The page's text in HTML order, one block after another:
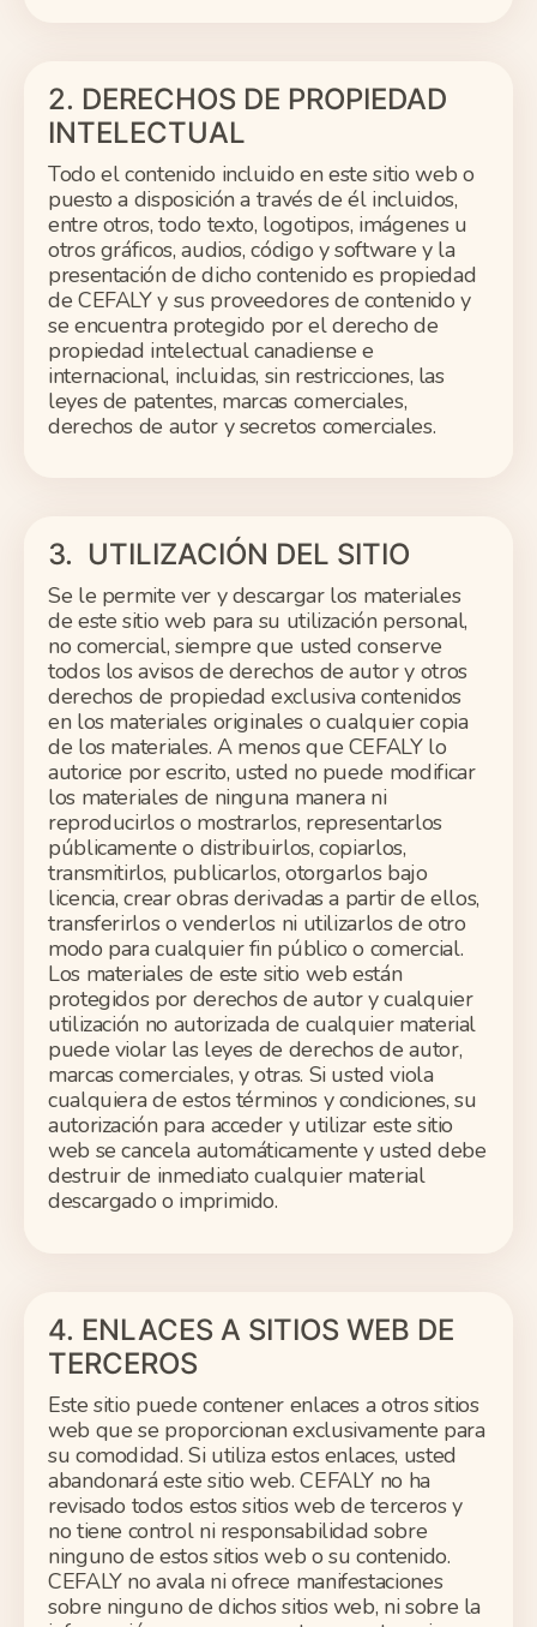
2. DERECHOS DE PROPIEDAD
INTELECTUAL
Todo el contenido incluido en este sitio web o
puesto a disposición a través de él incluidos,
entre otros, todo texto, logotipos, imágenes u
otros gráficos, audios, código y software y la
presentación de dicho contenido es propiedad
de CEFALY y sus proveedores de contenido y
se encuentra protegido por el derecho de
propiedad intelectual canadiense e
internacional, incluidas, sin restricciones, las
leyes de patentes, marcas comerciales,
derechos de autor y secretos comerciales.
3. UTILIZACIÓN DEL SITIO
Se le permite ver y descargar los materiales
de este sitio web para su utilización personal,
no comercial, siempre que usted conserve
todos los avisos de derechos de autor y otros
derechos de propiedad exclusiva contenidos
en los materiales originales o cualquier copia
de los materiales. A menos que CEFALY lo
autorice por escrito, usted no puede modificar
los materiales de ninguna manera ni
reproducirlos o mostrarlos, representarlos
públicamente o distribuirlos, copiarlos,
transmitirlos, publicarlos, otorgarlos bajo
licencia, crear obras derivadas a partir de ellos,
transferirlos o venderlos ni utilizarlos de otro
modo para cualquier fin público o comercial.
Los materiales de este sitio web están
protegidos por derechos de autor y cualquier
utilización no autorizada de cualquier material
puede violar las leyes de derechos de autor,
marcas comerciales, y otras. Si usted viola
cualquiera de estos términos y condiciones, su
autorización para acceder y utilizar este sitio
web se cancela automáticamente y usted debe
destruir de inmediato cualquier material
descargado o imprimido.
4. ENLACES A SITIOS WEB DE
TERCEROS
Este sitio puede contener enlaces a otros sitios
web que se proporcionan exclusivamente para
su comodidad. Si utiliza estos enlaces, usted
abandonará este sitio web. CEFALY no ha
revisado todos estos sitios web de terceros y
no tiene control ni responsabilidad sobre
ninguno de estos sitios web o su contenido.
CEFALY no avala ni ofrece manifestaciones
sobre ninguno de dichos sitios web, ni sobre la